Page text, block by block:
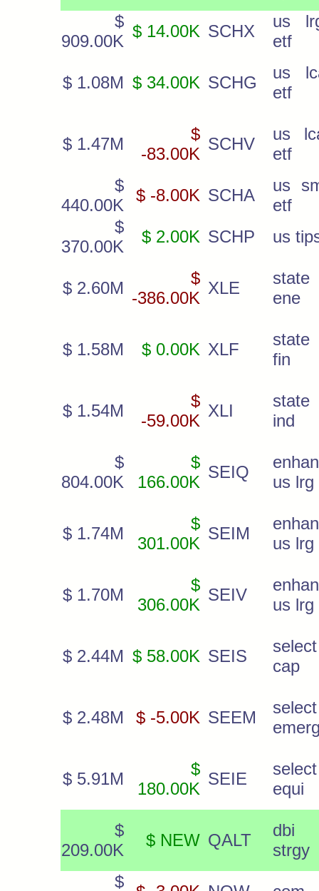
$
909.00K
$ 14.00K SCHX
us
etf
$ 1.08M $ 34.00K SCHG
us
etf
$ 1.47M
$
-83.00K
SCHV
us
etf
$
440.00K
$ -8.00K SCHA
us
etf
$
370.00K
$ 2.00K SCHP us
$ 2.60M
$
-386.00K
XLE
state
ene
$ 1.58M $ 0.00K XLF
state
fin
$ 1.54M
$
-59.00K
XLI
state
ind
$
804.00K
$
166.00K
SEIQ
us lrg
$ 1.74M
$
301.00K
SEIM
us lrg
$ 1.70M
$
306.00K
SEIV
us lrg
$ 2.44M $ 58.00K SEIS
cap
$ 2.48M $ -5.00K SEEM
select
$ 5.91M
$
180.00K
SEIE
equi
$
209.00K
$ NEW QALT
dbi
strgy
$